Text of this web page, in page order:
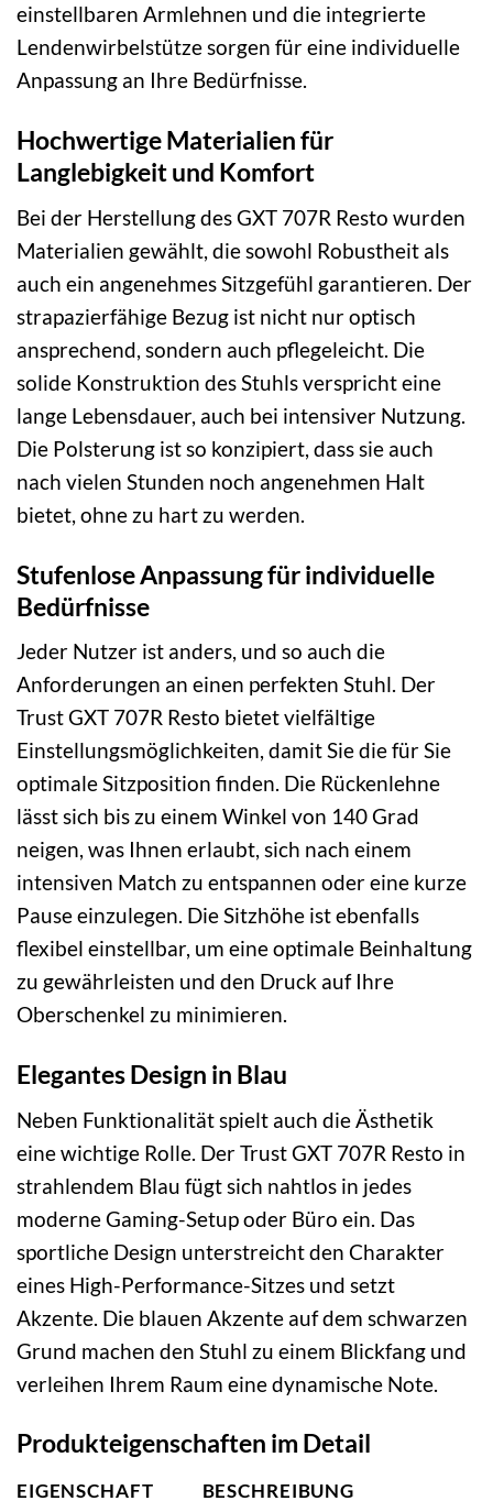
einstellbaren Armlehnen und die integrierte
Lendenwirbelstütze sorgen für eine individuelle
Anpassung an Ihre Bedürfnisse.
Hochwertige Materialien für
Langlebigkeit und Komfort
Bei der Herstellung des GXT 707R Resto wurden
Materialien gewählt, die sowohl Robustheit als
auch ein angenehmes Sitzgefühl garantieren. Der
strapazierfähige Bezug ist nicht nur optisch
ansprechend, sondern auch pflegeleicht. Die
solide Konstruktion des Stuhls verspricht eine
lange Lebensdauer, auch bei intensiver Nutzung.
Die Polsterung ist so konzipiert, dass sie auch
nach vielen Stunden noch angenehmen Halt
bietet, ohne zu hart zu werden.
Stufenlose Anpassung für individuelle
Bedürfnisse
Jeder Nutzer ist anders, und so auch die
Anforderungen an einen perfekten Stuhl. Der
Trust GXT 707R Resto bietet vielfältige
Einstellungsmöglichkeiten, damit Sie die für Sie
optimale Sitzposition finden. Die Rückenlehne
lässt sich bis zu einem Winkel von 140 Grad
neigen, was Ihnen erlaubt, sich nach einem
intensiven Match zu entspannen oder eine kurze
Pause einzulegen. Die Sitzhöhe ist ebenfalls
flexibel einstellbar, um eine optimale Beinhaltung
zu gewährleisten und den Druck auf Ihre
Oberschenkel zu minimieren.
Elegantes Design in Blau
Neben Funktionalität spielt auch die Ästhetik
eine wichtige Rolle. Der Trust GXT 707R Resto in
strahlendem Blau fügt sich nahtlos in jedes
moderne Gaming-Setup oder Büro ein. Das
sportliche Design unterstreicht den Charakter
eines High-Performance-Sitzes und setzt
Akzente. Die blauen Akzente auf dem schwarzen
Grund machen den Stuhl zu einem Blickfang und
verleihen Ihrem Raum eine dynamische Note.
Produkteigenschaften im Detail
EIGENSCHAFT BESCHREIBUNG